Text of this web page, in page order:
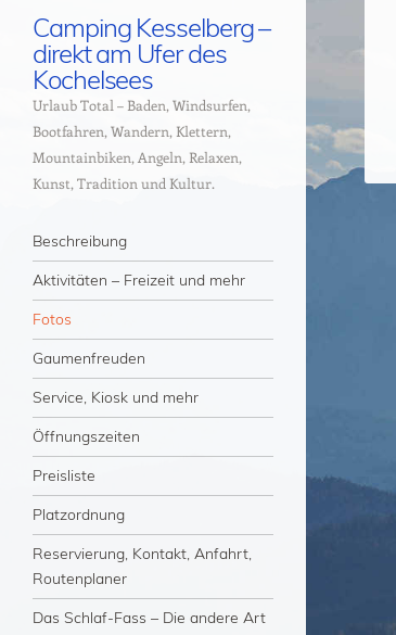
Camping Kesselberg –
direkt am Ufer des
Kochelsees
Urlaub Total – Baden, Windsurfen,
Bootfahren, Wandern, Klettern,
Mountainbiken, Angeln, Relaxen,
Kunst, Tradition und Kultur.
Menü
Zum Inhalt springen
Beschreibung
Aktivitäten – Freizeit und mehr
Fotos
Gaumenfreuden
Service, Kiosk und mehr
Öffnungszeiten
Preisliste
Platzordnung
Reservierung, Kontakt, Anfahrt,
Routenplaner
Das Schlaf-Fass – Die andere Art